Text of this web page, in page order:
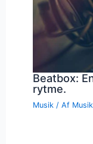
Beatbox:
rytme.
Musik / Af